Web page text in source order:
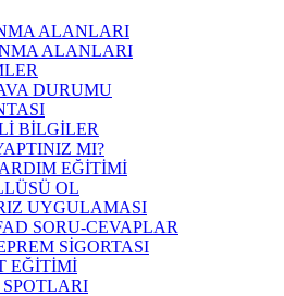
ALANLARI
ALANLARI
DURUMU
BİLGİLER
MI?
EĞİTİMİ
OL
UYGULAMASI
SORU-CEVAPLAR
SİGORTASI
EĞİTİMİ